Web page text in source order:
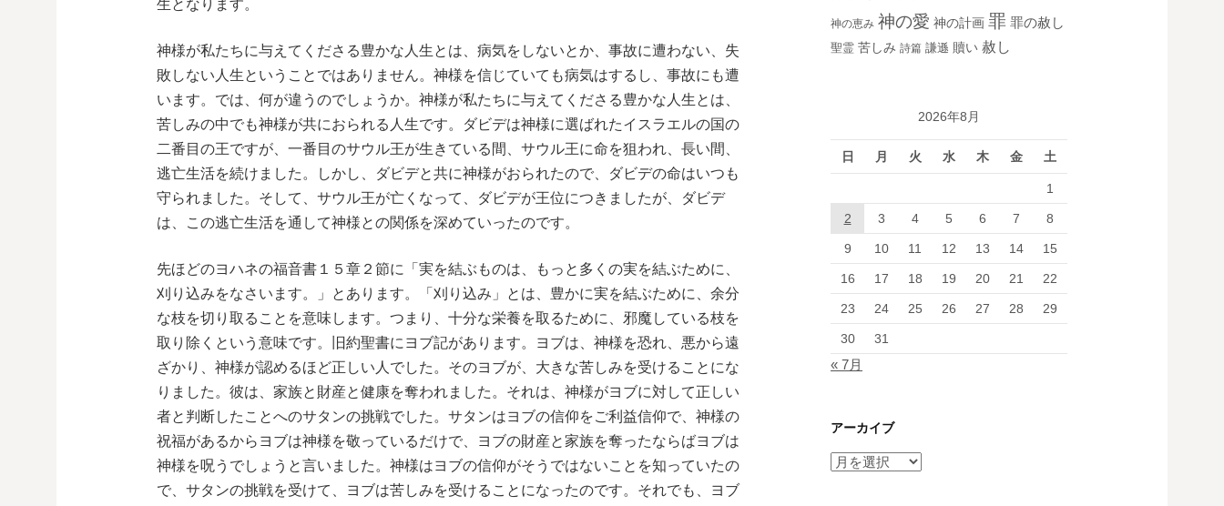
生となります。
神様が私たちに与えてくださる豊かな人生とは、病気をしないとか、事故に遭わない、失
敗しない人生ということではありません。神様を信じていても病気はするし、事故にも遭
います。では、何が違うのでしょうか。神様が私たちに与えてくださる豊かな人生とは、
苦しみの中でも神様が共におられる人生です。ダビデは神様に選ばれたイスラエルの国の
二番目の王ですが、一番目のサウル王が生きている間、サウル王に命を狙われ、長い間、
逃亡生活を続けました。しかし、ダビデと共に神様がおられたので、ダビデの命はいつも
守られました。そして、サウル王が亡くなって、ダビデが王位につきましたが、ダビデ
は、この逃亡生活を通して神様との関係を深めていったのです。
先ほどのヨハネの福音書１５章２節に「実を結ぶものは、もっと多くの実を結ぶために、
刈り込みをなさいます。」とあります。「刈り込み」とは、豊かに実を結ぶために、余分
な枝を切り取ることを意味します。つまり、十分な栄養を取るために、邪魔している枝を
取り除くという意味です。旧約聖書にヨブ記があります。ヨブは、神様を恐れ、悪から遠
ざかり、神様が認めるほど正しい人でした。そのヨブが、大きな苦しみを受けることにな
りました。彼は、家族と財産と健康を奪われました。それは、神様がヨブに対して正しい
者と判断したことへのサタンの挑戦でした。サタンはヨブの信仰をご利益信仰で、神様の
祝福があるからヨブは神様を敬っているだけで、ヨブの財産と家族を奪ったならばヨブは
神様を呪うでしょうと言いました。神様はヨブの信仰がそうではないことを知っていたの
で、サタンの挑戦を受けて、ヨブは苦しみを受けることになったのです。それでも、ヨブ
神の恵み 神の愛 神の計画 罪 罪の赦し
聖霊 苦しみ 詩篇 謙遜 贖い 赦し
2026年8月
日 月 火 水 木 金 土
1
2 3 4 5 6 7 8
9 10 11 12 13 14 15
16 17 18 19 20 21 22
23 24 25 26 27 28 29
30 31
« 7月
アーカイブ
ア